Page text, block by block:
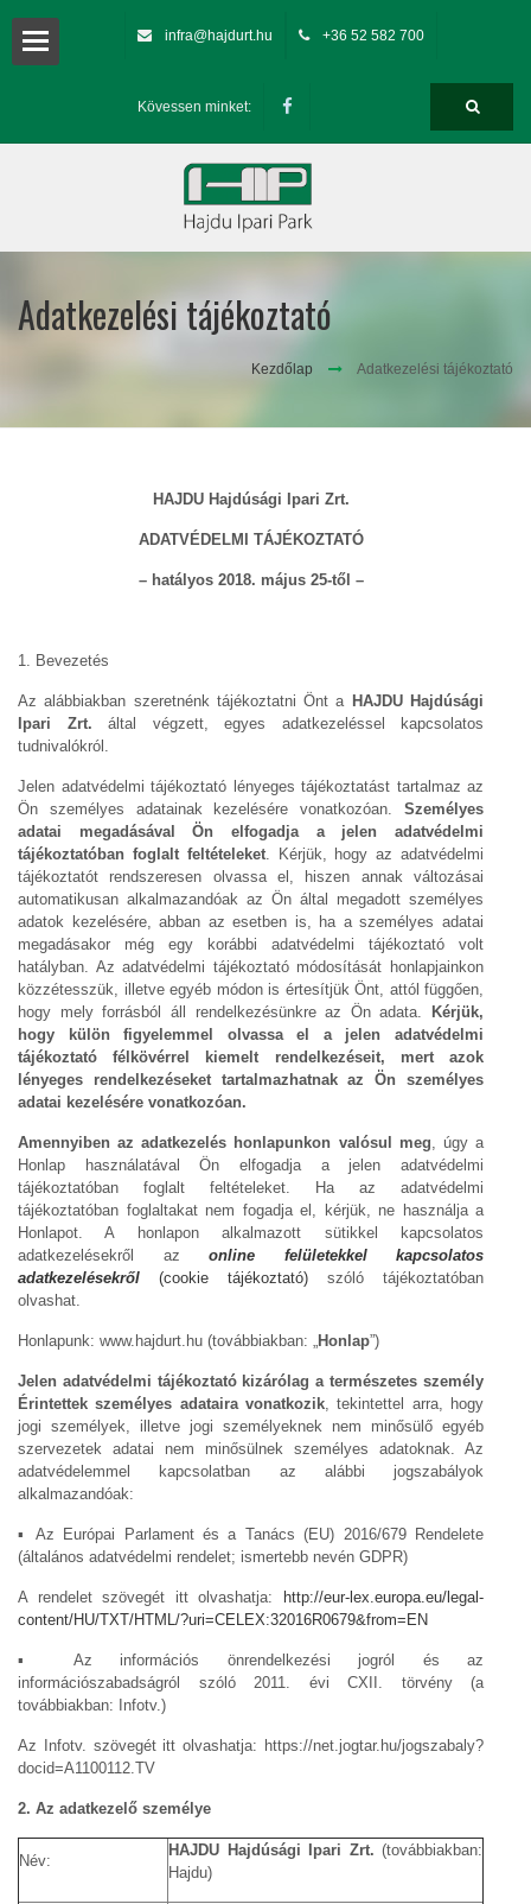
infra@hajdurt.hu +36 52 582 700
Kövessen minket:
Adatkezelési tájékoztató
Kezdőlap Adatkezelési tájékoztató
HAJDU Hajdúsági Ipari Zrt.
ADATVÉDELMI TÁJÉKOZTATÓ
– hatályos 2018. május 25-től –
1. Bevezetés
Az alábbiakban szeretnénk tájékoztatni Önt a HAJDU Hajdúsági
Ipari Zrt. által végzett, egyes adatkezeléssel kapcsolatos
tudnivalókról.
Jelen adatvédelmi tájékoztató lényeges tájékoztatást tartalmaz az
Ön személyes adatainak kezelésére vonatkozóan. Személyes
adatai megadásával Ön elfogadja a jelen adatvédelmi
tájékoztatóban foglalt feltételeket. Kérjük, hogy az adatvédelmi
tájékoztatót rendszeresen olvassa el, hiszen annak változásai
automatikusan alkalmazandóak az Ön által megadott személyes
adatok kezelésére, abban az esetben is, ha a személyes adatai
megadásakor még egy korábbi adatvédelmi tájékoztató volt
hatályban. Az adatvédelmi tájékoztató módosítását honlapjainkon
közzétesszük, illetve egyéb módon is értesítjük Önt, attól függően,
hogy mely forrásból áll rendelkezésünkre az Ön adata.
Kérjük,
hogy külön figyelemmel olvassa el a jelen adatvédelmi
tájékoztató félkövérrel kiemelt rendelkezéseit, mert azok
lényeges rendelkezéseket tartalmazhatnak az Ön személyes
adatai kezelésére vonatkozóan.
Amennyiben az adatkezelés honlapunkon valósul meg, úgy a
Honlap használatával Ön elfogadja a jelen adatvédelmi
tájékoztatóban foglalt feltételeket. Ha az adatvédelmi
tájékoztatóban foglaltakat nem fogadja el, kérjük, ne használja a
Honlapot. A honlapon alkalmazott sütikkel kapcsolatos
adatkezelésekről az online felületekkel kapcsolatos
adatkezelésekről (cookie tájékoztató) szóló tájékoztatóban
olvashat.
Honlapunk: www.hajdurt.hu (továbbiakban: „Honlap”)
Jelen adatvédelmi tájékoztató kizárólag a természetes személy
Érintettek személyes adataira vonatkozik, tekintettel arra, hogy
jogi személyek, illetve jogi személyeknek nem minősülő egyéb
szervezetek adatai nem minősülnek személyes adatoknak. Az
adatvédelemmel kapcsolatban az alábbi jogszabályok
alkalmazandóak:
▪ Az Európai Parlament és a Tanács (EU) 2016/679 Rendelete
(általános adatvédelmi rendelet; ismertebb nevén GDPR)
A rendelet szövegét itt olvashatja:
http://eur-lex.europa.eu/legal-
content/HU/TXT/HTML/?uri=CELEX:32016R0679&from=EN
▪ Az információs önrendelkezési jogról és az
információszabadságról szóló 2011. évi CXII. törvény (a
továbbiakban: Infotv.)
Az Infotv. szövegét itt olvashatja: https://net.jogtar.hu/jogszabaly?
docid=A1100112.TV
2. Az adatkezelő személye
Név:
HAJDU Hajdúsági Ipari Zrt. (továbbiakban:
Hajdu)